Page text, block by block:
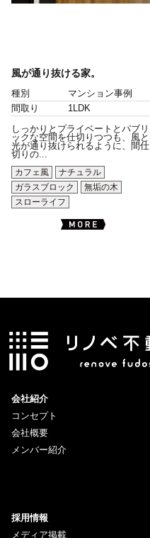
風が通り抜ける家。
種別
マンション事例
間取り
1LDK
しっかりとプライベートとパブリ
ックな空間を仕切りつつも、風と
光が通り抜けられるように、間仕
切りの...
カフェ風
ナチュラル
ガラスブロック
無垢の木
スローライフ
会社紹介
コンセプト
会社概要
メンバー紹介
採用情報
メディア掲載